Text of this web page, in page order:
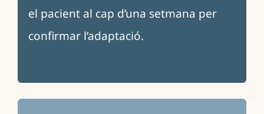
el pacient al cap d’una setmana per
confirmar l’adaptació.